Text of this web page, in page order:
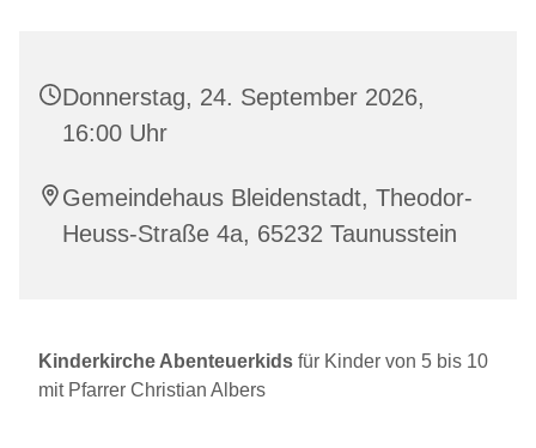
Donnerstag, 24. September 2026,
16:00 Uhr
Gemeindehaus Bleidenstadt, Theodor-
Heuss-Straße 4a, 65232 Taunusstein
Kinderkirche Abenteuerkids für Kinder von 5 bis 10
mit Pfarrer Christian Albers